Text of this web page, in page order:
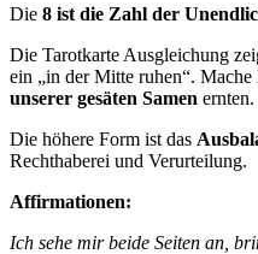
Die 8 ist die Zahl der
Die Tarotkarte Ausgleichung
ein „in der Mitte ruhen“.
unserer gesäten Samen ernten.
Die höhere Form ist das
Rechthaberei und Verurteilung.
Affirmationen:
Ich sehe mir beide Seiten an,